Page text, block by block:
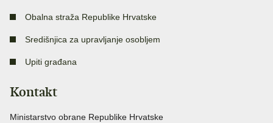
Obalna straža Republike Hrvatske
Središnjica za upravljanje osobljem
Upiti građana
Kontakt
Ministarstvo obrane Republike Hrvatske